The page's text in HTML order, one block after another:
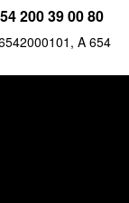
200 39 00 80
A 654